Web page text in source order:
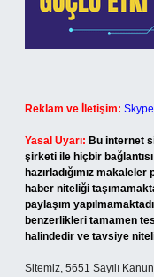
Reklam ve İletişim:
Yasal Uyarı: Bu internet
şirketi ile hiçbir
hazırladığımız
haber niteliği
paylaşım
benzerlikleri tamamen
halindedir ve tavsiye
Sitemiz, 5651 Sayılı